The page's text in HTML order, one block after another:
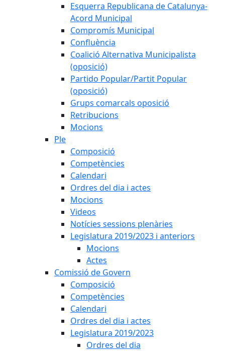
Esquerra Republicana de Catalunya-
Acord Municipal
Compromís Municipal
Confluència
Coalició Alternativa Municipalista
(oposició)
Partido Popular/Partit Popular
(oposició)
Grups comarcals oposició
Retribucions
Mocions
Ple
Composició
Competències
Calendari
Ordres del dia i actes
Mocions
Videos
Notícies sessions plenàries
Legislatura 2019/2023 i anteriors
Mocions
Actes
Comissió de Govern
Composició
Competències
Calendari
Ordres del dia i actes
Legislatura 2019/2023
Ordres del dia